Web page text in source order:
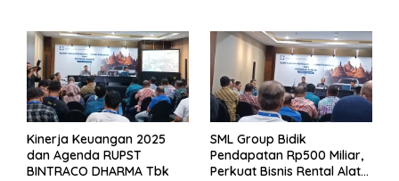
Kinerja Keuangan 2025
dan Agenda RUPST
BINTRACO DHARMA Tbk
SML Group Bidik
Pendapatan Rp500 Miliar,
Perkuat Bisnis Rental Alat